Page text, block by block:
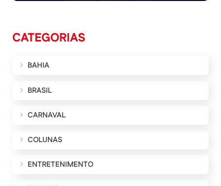
CATEGORIAS
BAHIA
BRASIL
CARNAVAL
COLUNAS
ENTRETENIMENTO